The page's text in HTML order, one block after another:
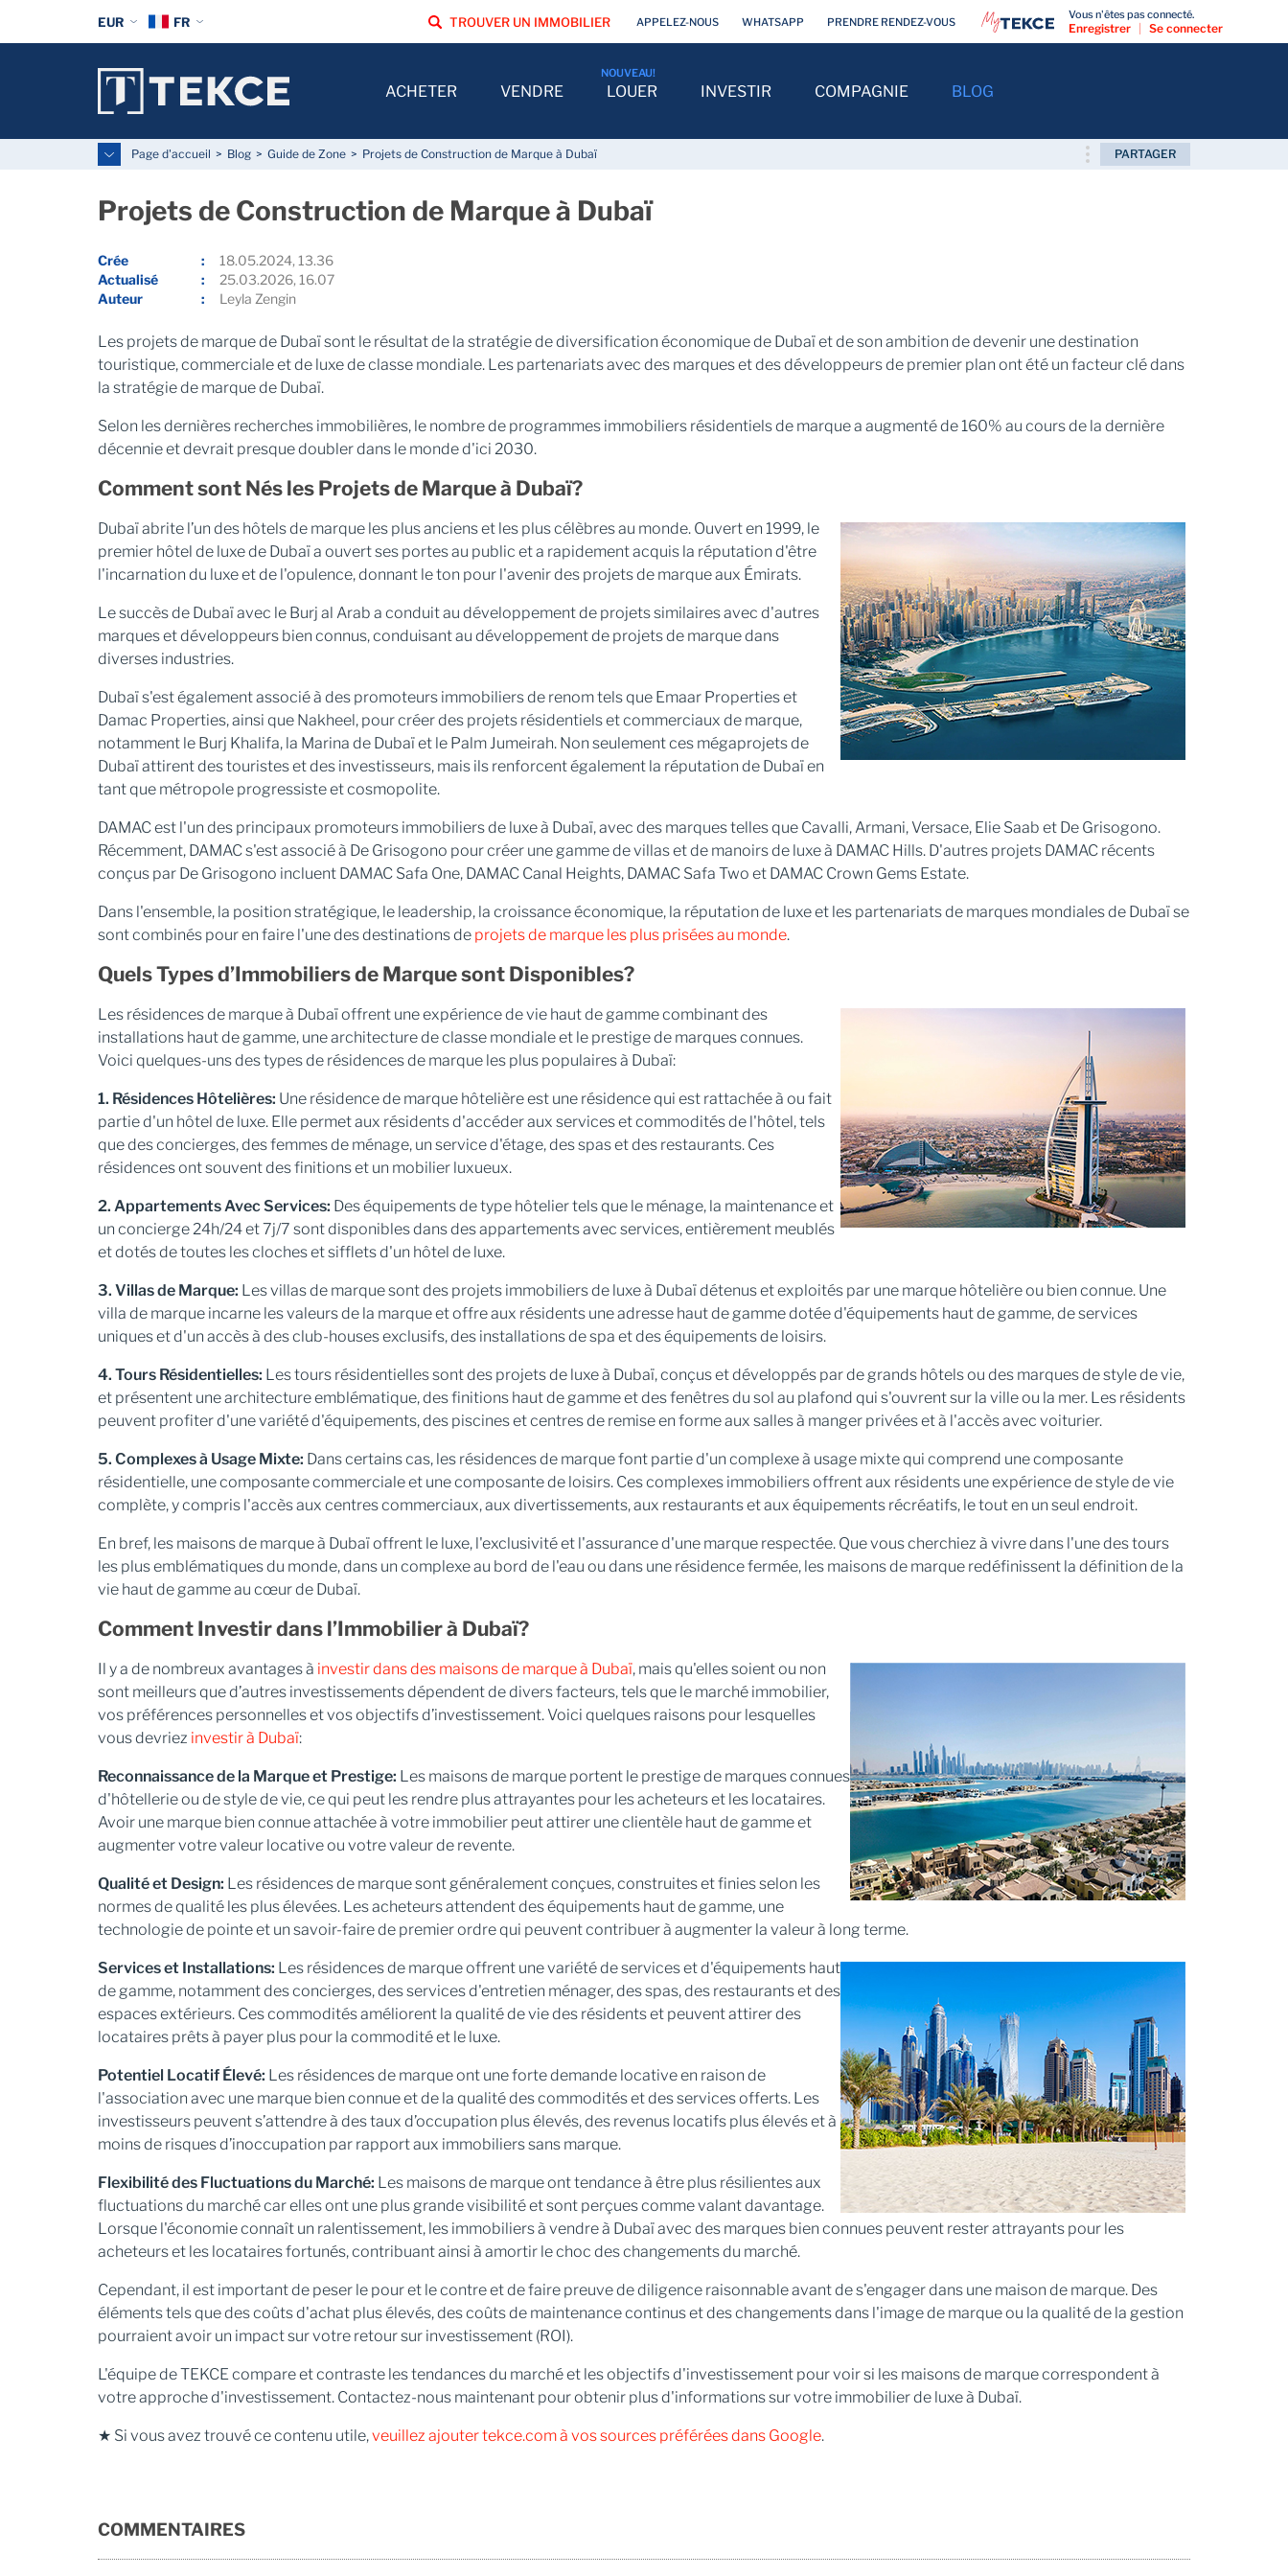
Page d'accueil Blog Guide de Zone Projets de Construction de Marque à Dubaï PARTAGER
Projets de Construction de Marque à Dubaï
Crée
18.05.2024, 13.36
Actualisé
25.03.2026, 16.07
Auteur
Leyla Zengin
Les projets de marque de Dubaï sont le résultat de la stratégie de diversification économique de Dubaï et de son ambition de devenir une destination
touristique, commerciale et de luxe de classe mondiale. Les partenariats avec des marques et des développeurs de premier plan ont été un facteur clé dans
la stratégie de marque de Dubaï.
Selon les dernières recherches immobilières, le nombre de programmes immobiliers résidentiels de marque a augmenté de 160% au cours de la dernière
décennie et devrait presque doubler dans le monde d'ici 2030.
Comment sont Nés les Projets de Marque à Dubaï?
Dubaï abrite l’un des hôtels de marque les plus anciens et les plus célèbres au monde. Ouvert en 1999, le
premier hôtel de luxe de Dubaï a ouvert ses portes au public et a rapidement acquis la réputation d'être
l'incarnation du luxe et de l'opulence, donnant le ton pour l'avenir des projets de marque aux Émirats.
Le succès de Dubaï avec le Burj al Arab a conduit au développement de projets similaires avec d'autres
marques et développeurs bien connus, conduisant au développement de projets de marque dans
diverses industries.
Dubaï s'est également associé à des promoteurs immobiliers de renom tels que Emaar Properties et
Damac Properties, ainsi que Nakheel, pour créer des projets résidentiels et commerciaux de marque,
notamment le Burj Khalifa, la Marina de Dubaï et le Palm Jumeirah. Non seulement ces mégaprojets de
Dubaï attirent des touristes et des investisseurs, mais ils renforcent également la réputation de Dubaï en
tant que métropole progressiste et cosmopolite.
DAMAC est l'un des principaux promoteurs immobiliers de luxe à Dubaï, avec des marques telles que Cavalli, Armani, Versace, Elie Saab et De Grisogono.
Récemment, DAMAC s'est associé à De Grisogono pour créer une gamme de villas et de manoirs de luxe à DAMAC Hills. D'autres projets DAMAC récents
conçus par De Grisogono incluent DAMAC Safa One, DAMAC Canal Heights, DAMAC Safa Two et DAMAC Crown Gems Estate.
Dans l'ensemble, la position stratégique, le leadership, la croissance économique, la réputation de luxe et les partenariats de marques mondiales de Dubaï se
sont combinés pour en faire l'une des destinations de projets de marque les plus prisées au monde.
Quels Types d’Immobiliers de Marque sont Disponibles?
Les résidences de marque à Dubaï offrent une expérience de vie haut de gamme combinant des
installations haut de gamme, une architecture de classe mondiale et le prestige de marques connues.
Voici quelques-uns des types de résidences de marque les plus populaires à Dubaï:
1. Résidences Hôtelières: Une résidence de marque hôtelière est une résidence qui est rattachée à ou fait
partie d'un hôtel de luxe. Elle permet aux résidents d'accéder aux services et commodités de l'hôtel, tels
que des concierges, des femmes de ménage, un service d'étage, des spas et des restaurants. Ces
résidences ont souvent des finitions et un mobilier luxueux.
2. Appartements Avec Services: Des équipements de type hôtelier tels que le ménage, la maintenance et
un concierge 24h/24 et 7j/7 sont disponibles dans des appartements avec services, entièrement meublés
et dotés de toutes les cloches et sifflets d'un hôtel de luxe.
3. Villas de Marque: Les villas de marque sont des projets immobiliers de luxe à Dubaï détenus et exploités par une marque hôtelière ou bien connue. Une
villa de marque incarne les valeurs de la marque et offre aux résidents une adresse haut de gamme dotée d'équipements haut de gamme, de services
uniques et d'un accès à des club-houses exclusifs, des installations de spa et des équipements de loisirs.
4. Tours Résidentielles: Les tours résidentielles sont des projets de luxe à Dubaï, conçus et développés par de grands hôtels ou des marques de style de vie,
et présentent une architecture emblématique, des finitions haut de gamme et des fenêtres du sol au plafond qui s'ouvrent sur la ville ou la mer. Les résidents
peuvent profiter d'une variété d'équipements, des piscines et centres de remise en forme aux salles à manger privées et à l'accès avec voiturier.
5. Complexes à Usage Mixte: Dans certains cas, les résidences de marque font partie d'un complexe à usage mixte qui comprend une composante
résidentielle, une composante commerciale et une composante de loisirs. Ces complexes immobiliers offrent aux résidents une expérience de style de vie
complète, y compris l'accès aux centres commerciaux, aux divertissements, aux restaurants et aux équipements récréatifs, le tout en un seul endroit.
En bref, les maisons de marque à Dubaï offrent le luxe, l'exclusivité et l'assurance d'une marque respectée. Que vous cherchiez à vivre dans l'une des tours
les plus emblématiques du monde, dans un complexe au bord de l'eau ou dans une résidence fermée, les maisons de marque redéfinissent la définition de la
vie haut de gamme au cœur de Dubaï.
Comment Investir dans l’Immobilier à Dubaï?
Il y a de nombreux avantages à investir dans des maisons de marque à Dubaï, mais qu'elles soient ou non
sont meilleurs que d’autres investissements dépendent de divers facteurs, tels que le marché immobilier,
vos préférences personnelles et vos objectifs d’investissement. Voici quelques raisons pour lesquelles
vous devriez investir à Dubaï:
Reconnaissance de la Marque et Prestige: Les maisons de marque portent le prestige de marques connues
d'hôtellerie ou de style de vie, ce qui peut les rendre plus attrayantes pour les acheteurs et les locataires.
Avoir une marque bien connue attachée à votre immobilier peut attirer une clientèle haut de gamme et
augmenter votre valeur locative ou votre valeur de revente.
Qualité et Design: Les résidences de marque sont généralement conçues, construites et finies selon les
normes de qualité les plus élevées. Les acheteurs attendent des équipements haut de gamme, une
technologie de pointe et un savoir-faire de premier ordre qui peuvent contribuer à augmenter la valeur à long terme.
Services et Installations: Les résidences de marque offrent une variété de services et d'équipements haut
de gamme, notamment des concierges, des services d'entretien ménager, des spas, des restaurants et des
espaces extérieurs. Ces commodités améliorent la qualité de vie des résidents et peuvent attirer des
locataires prêts à payer plus pour la commodité et le luxe.
Potentiel Locatif Élevé: Les résidences de marque ont une forte demande locative en raison de
l'association avec une marque bien connue et de la qualité des commodités et des services offerts. Les
investisseurs peuvent s’attendre à des taux d’occupation plus élevés, des revenus locatifs plus élevés et à
moins de risques d’inoccupation par rapport aux immobiliers sans marque.
Flexibilité des Fluctuations du Marché: Les maisons de marque ont tendance à être plus résilientes aux
fluctuations du marché car elles ont une plus grande visibilité et sont perçues comme valant davantage.
Lorsque l'économie connaît un ralentissement, les immobiliers à vendre à Dubaï avec des marques bien connues peuvent rester attrayants pour les
acheteurs et les locataires fortunés, contribuant ainsi à amortir le choc des changements du marché.
Cependant, il est important de peser le pour et le contre et de faire preuve de diligence raisonnable avant de s'engager dans une maison de marque. Des
éléments tels que des coûts d'achat plus élevés, des coûts de maintenance continus et des changements dans l'image de marque ou la qualité de la gestion
pourraient avoir un impact sur votre retour sur investissement (ROI).
L'équipe de TEKCE compare et contraste les tendances du marché et les objectifs d'investissement pour voir si les maisons de marque correspondent à
votre approche d'investissement. Contactez-nous maintenant pour obtenir plus d'informations sur votre immobilier de luxe à Dubaï.
★ Si vous avez trouvé ce contenu utile,veuillez ajouter tekce.com à vos sources préférées dans Google.
COMMENTAIRES
EUR FR
ACHETER VENDRE LOUER INVESTIR COMPAGNIE BLOG
TROUVER UN IMMOBILIER APPELEZ-NOUS WHATSAPP PRENDRE RENDEZ-VOUS
Vous n'êtes pas connecté.
Enregistrer Se connecter